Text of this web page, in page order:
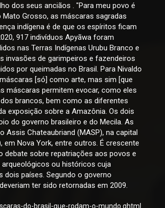
dos seus anciãos . "Para meu povo é
Grosso, as máscaras sagradas
indígena é de que os espíritos ficam
917 indivíduos Apyãwa foram
nas Terras Indígenas Urubu Branco e
invasões de garimpeiros e fazendeiros
por queimadas no Brasil. Para Nivaldo
[só] como arte, mas sim [que
máscaras permitem evocar, como eles
brancos, bem como as diferentes
exposição sobre a Amazônia. Os dois
do governo brasileiro e do Mecila. As
Chateaubriand (MASP), na capital
em Nova York, entre outros. É crescente
debate sobre repatriações aos povos e
arqueológicos ou históricos cuja
dois países. Segundo o governo
ter sido retornadas em 2009.
do-brasil-que-rodam-o-mundo.ghtml